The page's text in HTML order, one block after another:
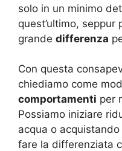
solo in un minimo
quest’ultimo, seppur
grande differenza
Con questa
chiediamo come
comportamenti per
Possiamo iniziare
acqua o
fare la differenziata